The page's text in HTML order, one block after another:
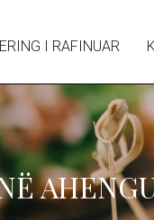
I RAFINUAR